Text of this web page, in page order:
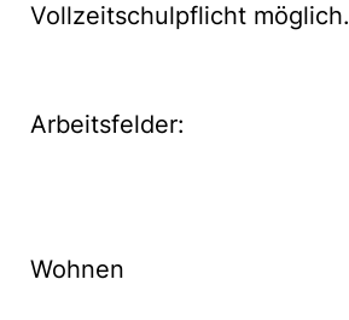
Vollzeitschulpflicht möglich.
Arbeitsfelder:
Wohnen